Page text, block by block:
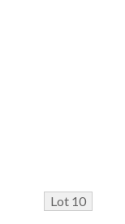
Lot 10